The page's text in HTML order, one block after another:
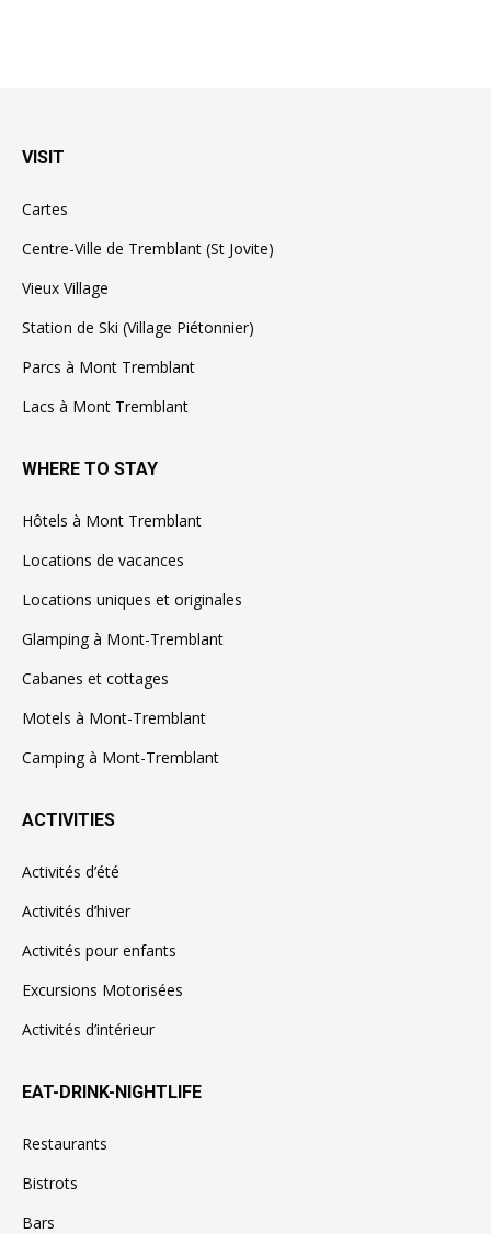
VISIT
Cartes
Centre-Ville de Tremblant (St Jovite)
Vieux Village
Station de Ski (Village Piétonnier)
Parcs à Mont Tremblant
Lacs à Mont Tremblant
WHERE TO STAY
Hôtels à Mont Tremblant
Locations de vacances
Locations uniques et originales
Glamping à Mont-Tremblant
Cabanes et cottages
Motels à Mont-Tremblant
Camping à Mont-Tremblant
ACTIVITIES
Activités d’été
Activités d’hiver
Activités pour enfants
Excursions Motorisées
Activités d’intérieur
EAT-DRINK-NIGHTLIFE
Restaurants
Bistrots
Bars